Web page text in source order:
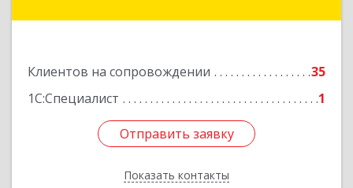
Клиентов на сопровождении
35
1С:Специалист
1
Отправить заявку
Показать контакты
Подробнее
Отправить заявку
Назад